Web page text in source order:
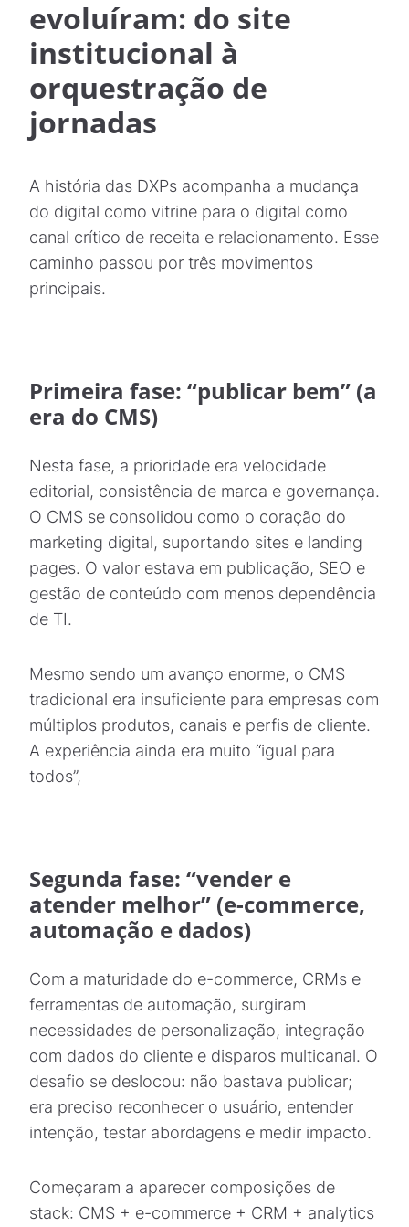
evoluíram: do site
institucional à
orquestração de
jornadas
A história das DXPs acompanha a mudança
do digital como vitrine para o digital como
canal crítico de receita e relacionamento. Esse
caminho passou por três movimentos
principais.
Primeira fase: “publicar bem” (a
era do CMS)
Nesta fase, a prioridade era velocidade
editorial, consistência de marca e governança.
O CMS se consolidou como o coração do
marketing digital, suportando sites e landing
pages. O valor estava em publicação, SEO e
gestão de conteúdo com menos dependência
de TI.
Mesmo sendo um avanço enorme, o CMS
tradicional era insuficiente para empresas com
múltiplos produtos, canais e perfis de cliente.
A experiência ainda era muito “igual para
todos”,
Segunda fase: “vender e
atender melhor” (e-commerce,
automação e dados)
Com a maturidade do e-commerce, CRMs e
ferramentas de automação, surgiram
necessidades de personalização, integração
com dados do cliente e disparos multicanal. O
desafio se deslocou: não bastava publicar;
era preciso reconhecer o usuário, entender
intenção, testar abordagens e medir impacto.
Começaram a aparecer composições de
stack: CMS + e-commerce + CRM + analytics